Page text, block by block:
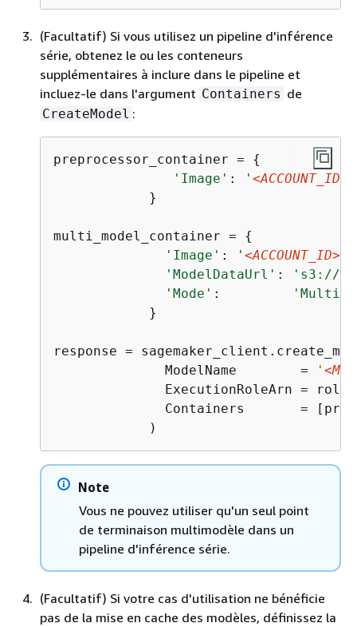
(Facultatif) Si vous utilisez un pipeline d'inférence
série, obtenez le ou les conteneurs
supplémentaires à inclure dans le pipeline et
incluez-le dans l'argument Containers de
CreateModel :
preprocessor_container = {
'Image' : ' <ACCOUNT_ID>
            }
multi_model_container = {
'Image' : ' <ACCOUNT_ID>
'ModelDataUrl' : 's3://
'Mode' :
            }
response =
              ModelName        =
              ExecutionRoleArn = role,
Containers       =
            )
Note
Vous ne pouvez utiliser qu'un seul point
de terminaison multimodèle dans un
pipeline d'inférence série.
(Facultatif) Si votre cas d'utilisation ne bénéficie
pas de la mise en cache des modèles, définissez la